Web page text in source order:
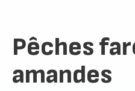
Pêches
amandes